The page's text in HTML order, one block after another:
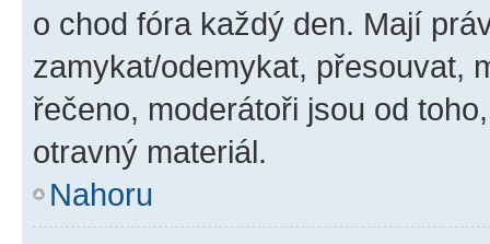
o chod fóra každý den. Mají
zamykat/odemykat, přesouvat,
řečeno, moderátoři jsou od
otravný materiál.
Nahoru